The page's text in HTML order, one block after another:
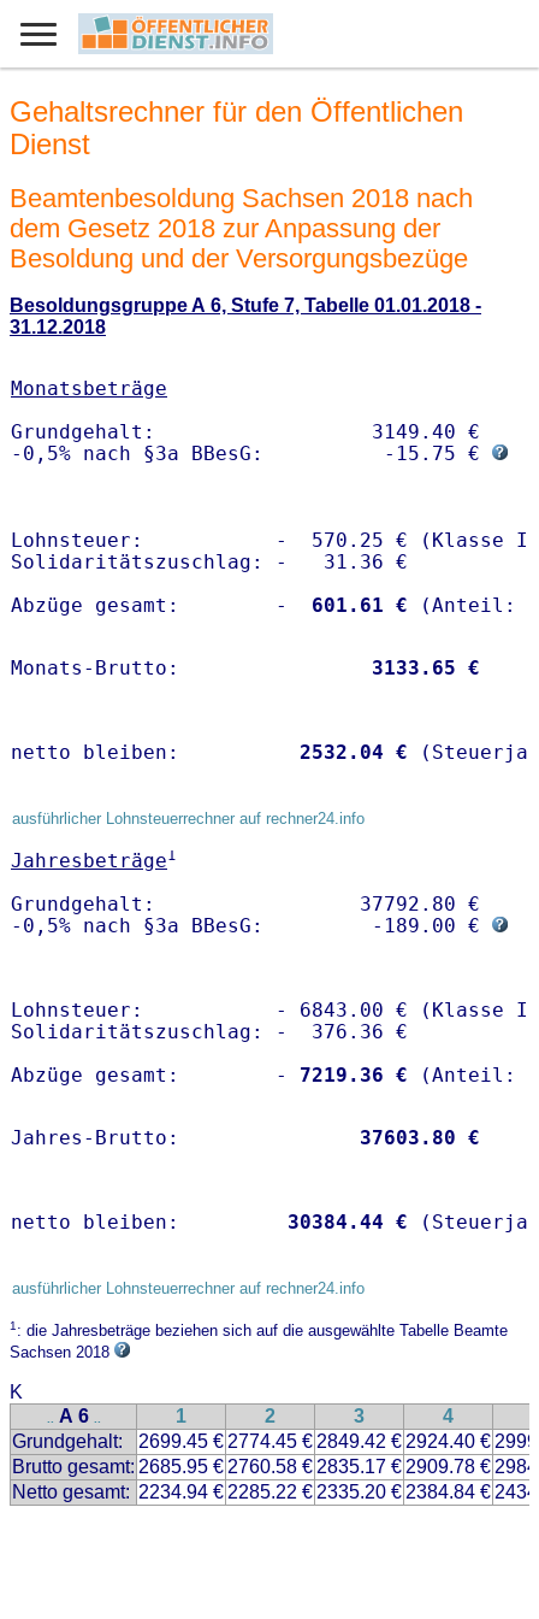
Gehaltsrechner für den Öffentlichen
Dienst
Beamtenbesoldung Sachsen 2018 nach
dem Gesetz 2018 zur Anpassung der
Besoldung und der Versorgungsbezüge
Besoldungsgruppe A 6, Stufe 7, Tabelle 01.01.2018 -
31.12.2018
Monatsbeträge
Grundgehalt:                  3149.40 €
-0,5% nach §3a BBesG:          -15.75 €
Lohnsteuer:           -  570.25 € (Klasse I)
Solidaritätszuschlag: -   31.36 €
Abzüge gesamt:        -
  601.61 €
Monats-Brutto: 3133.65 €
netto bleiben: 2532.04 €
ausführlicher Lohnsteuerrechner auf rechner24.info
Jahresbeträge1
Grundgehalt:                 37792.80 €
-0,5% nach §3a BBesG:         -189.00 €
Lohnsteuer:           - 6843.00 € (Klasse I)
Solidaritätszuschlag: -  376.36 €
Abzüge gesamt:        -
7219.36 €
Jahres-Brutto: 37603.80 €
netto bleiben: 30384.44 €
ausführlicher Lohnsteuerrechner auf rechner24.info
1: die Jahresbeträge beziehen sich auf die ausgewählte Tabelle Beamte
Sachsen 2018
K
.. A 6 .. 1 2 3 4
Grundgehalt:
2699.45 € 2774.45 € 2849.42 € 2924.40 €
Brutto gesamt: 2685.95 € 2760.58 € 2835.17 € 2909.78 €
Netto gesamt: 2234.94 € 2285.22 € 2335.20 € 2384.84 €